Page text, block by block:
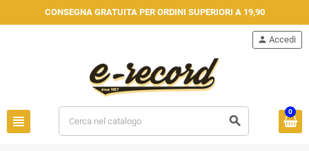
CONSEGNA GRATUITA PER ORDINI SUPERIORI A 19,90
view_headline search
person Accedi
0